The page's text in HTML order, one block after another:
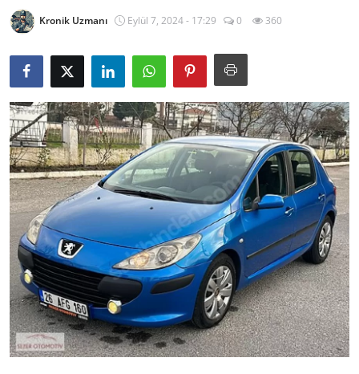
Muayene & Ruhsat
Sorgulamalar
İkinci El & Alım-Satım
Bakım & Arıza Çözümleri
Elektrikli & Hibrit
Kiralama & Filo
Sürüş & Güvenlik
Lastik & Jant
Yağlar & Sıvılar
LPG & Yakıt
Kronik Uzmanı Eylül 7, 2024 - 17:29 0 360